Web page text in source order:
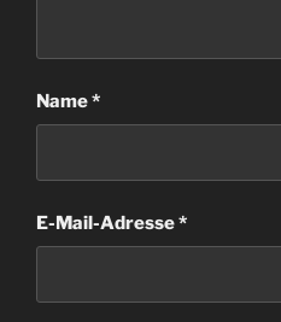
Name*
E-Mail-Adresse*